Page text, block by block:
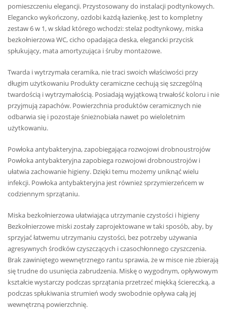
pomieszczeniu elegancji. Przystosowany do instalacji podtynkowych.
Elegancko wykończony, ozdobi każdą łazienkę. Jest to kompletny
zestaw 6 w 1, w skład którego wchodzi: stelaż podtynkowy, miska
bezkołnierzowa WC, cicho opadająca deska, elegancki przycisk
spłukujący, mata amortyzująca i śruby montażowe.
Twarda i wytrzymała ceramika, nie traci swoich właściwości przy
długim użytkowaniu Produkty ceramiczne cechują się szczególną
twardością i wytrzymałością. Posiadają wyjątkową trwałość koloru i nie
przyjmują zapachów. Powierzchnia produktów ceramicznych nie
odbarwia się i pozostaje śnieżnobiała nawet po wieloletnim
użytkowaniu.
Powłoka antybakteryjna, zapobiegająca rozwojowi drobnoustrojów
Powłoka antybakteryjna zapobiega rozwojowi drobnoustrojów i
ułatwia zachowanie higieny. Dzięki temu możemy uniknąć wielu
infekcji. Powłoka antybakteryjna jest również sprzymierzeńcem w
codziennym sprzątaniu.
Miska bezkołnierzowa ułatwiająca utrzymanie czystości i higieny
Bezkołnierzowe miski zostały zaprojektowane w taki sposób, aby, by
sprzyjać łatwemu utrzymaniu czystości, bez potrzeby używania
agresywnych środków czyszczących i czasochłonnego czyszczenia.
Brak zawiniętego wewnętrznego rantu sprawia, że w misce nie zbierają
się trudne do usunięcia zabrudzenia. Miskę o wygodnym, opływowym
kształcie wystarczy podczas sprzątania przetrzeć miękką ściereczką, a
podczas spłukiwania strumień wody swobodnie opływa całą jej
wewnętrzną powierzchnię.